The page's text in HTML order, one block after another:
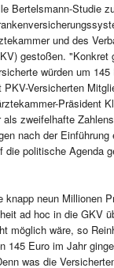
Bertelsmann-Studie
und des
gestoßen. "Konkret
würden um 145
Versicherten
Präsident
zweifelhafte
nach der Einführung
die politische Agenda
knapp neun Millionen
ad hoc in die GKV
möglich wäre, so
145 Euro im Jahr
was die